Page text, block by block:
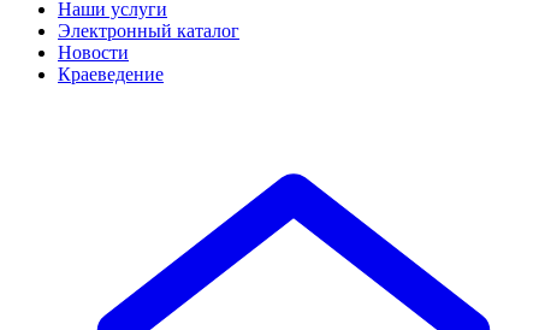
Наши услуги
Электронный каталог
Новости
Краеведение